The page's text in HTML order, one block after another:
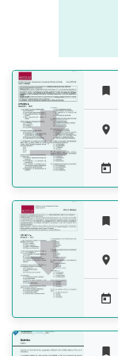








